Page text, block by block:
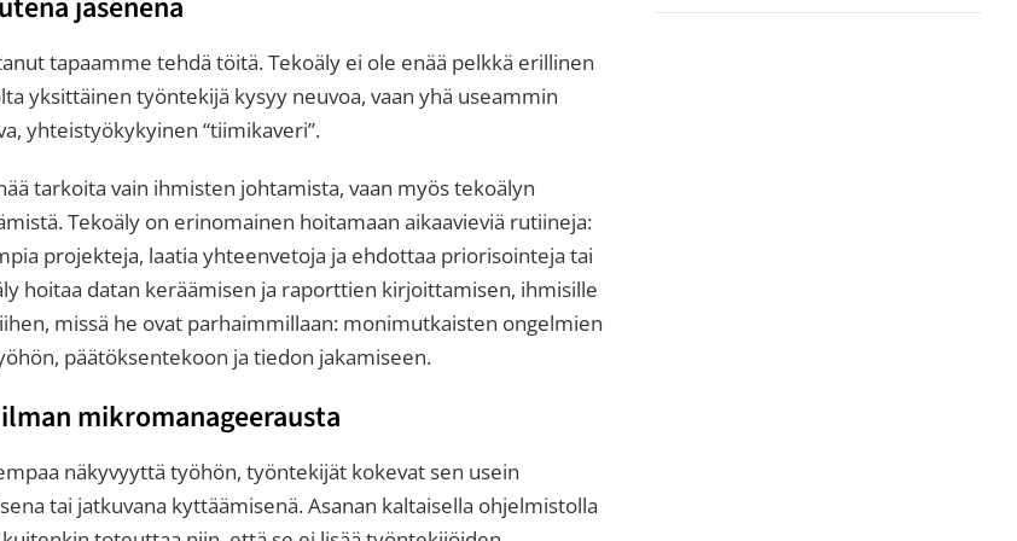
tapaamme tehdä töitä. Tekoäly ei ole enää pelkkä erillinen
yksittäinen työntekijä kysyy neuvoa, vaan yhä useammin
yhteistyökykyinen “tiimikaveri”.
tarkoita vain ihmisten johtamista, vaan myös tekoälyn
Tekoäly on erinomainen hoitamaan aikaavieviä rutiineja:
projekteja, laatia yhteenvetoja ja ehdottaa priorisointeja tai
hoitaa datan keräämisen ja raporttien kirjoittamisen, ihmisille
missä he ovat parhaimmillaan: monimutkaisten ongelmien
päätöksentekoon ja tiedon jakamiseen.
mikromanageerausta
näkyvyyttä työhön, työntekijät kokevat sen usein
tai jatkuvana kyttäämisenä. Asanan kaltaisella ohjelmistolla